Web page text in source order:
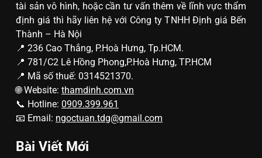
tài sản vô hình, hoặc cần tư vấn thêm về lĩnh vực thẩm
định giá thì hãy liên hệ với Công ty TNHH Định giá Bến
Thành – Hà Nội
📍 236 Cao Thắng, P.Hoà Hưng, Tp.HCM.
📍 781/C2 Lê Hồng Phong,P.Hoà Hưng, TP.HCM
📍 Mã số thuế: 0314521370.
🌐 Website: thamdinh.com.vn
📞 Hotline: 0909.399.961
📧 Email: ngoctuan.tdg@gmail.com
Bài Viết Mới